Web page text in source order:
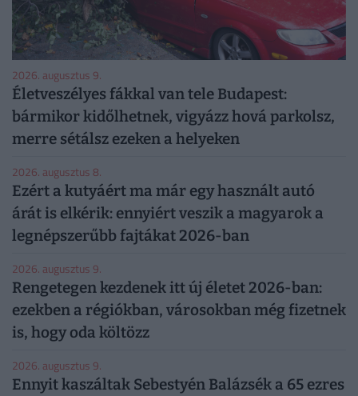
2026. augusztus 9.
Életveszélyes fákkal van tele Budapest:
bármikor kidőlhetnek, vigyázz hová parkolsz,
merre sétálsz ezeken a helyeken
2026. augusztus 8.
Ezért a kutyáért ma már egy használt autó
árát is elkérik: ennyiért veszik a magyarok a
legnépszerűbb fajtákat 2026-ban
2026. augusztus 9.
Rengetegen kezdenek itt új életet 2026-ban:
ezekben a régiókban, városokban még fizetnek
is, hogy oda költözz
2026. augusztus 9.
Ennyit kaszáltak Sebestyén Balázsék a 65 ezres